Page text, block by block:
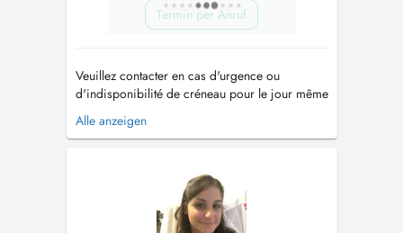
Termin per Anruf
Veuillez contacter en cas d'urgence ou
d'indisponibilité de créneau pour le jour même
sur le site DOCTENA, le 00352 57 22 32,
Merci. Im Falle eines Notfalls oder bei Nicht-
Alle anzeigen